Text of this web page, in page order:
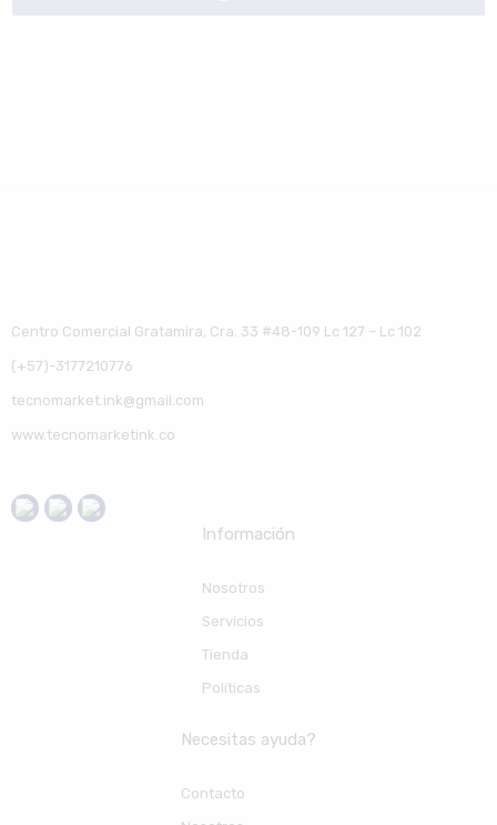
Centro Comercial Gratamira, Cra. 33 #48-109 Lc 127 – Lc 102
(+57)-3177210776
tecnomarket.ink@gmail.com
www.tecnomarketink.co
Información
Nosotros
Servicios
Tienda
Políticas
Necesitas ayuda?
Contacto